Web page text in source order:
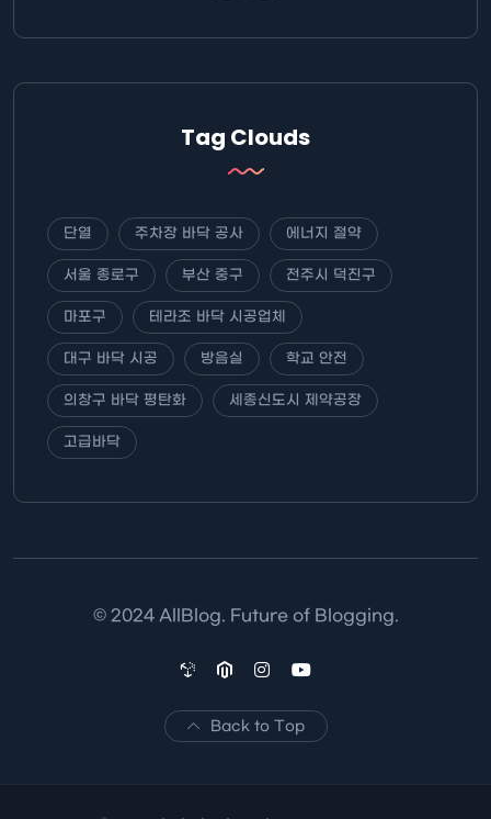
Tag Clouds
단열 주차장 바닥 공사 에너지 절약
서울 종로구 부산 중구 전주시 덕진구
마포구 테라조 바닥 시공업체
대구 바닥 시공 방음실 학교 안전
의창구 바닥 평탄화 세종신도시 제약공장
고급바닥
© 2024 AllBlog. Future of Blogging.
Back to Top